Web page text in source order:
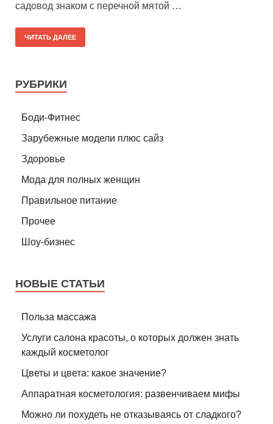
садовод знаком с перечной мятой …
ЧИТАТЬ ДАЛЕЕ
РУБРИКИ
Боди-Фитнес
Зарубежные модели плюс сайз
Здоровье
Мода для полных женщин
Правильное питание
Прочее
Шоу-бизнес
НОВЫЕ СТАТЬИ
Польза массажа
Услуги салона красоты, о которых должен знать
каждый косметолог
Цветы и цвета: какое значение?
Аппаратная косметология: развенчиваем мифы
Можно ли похудеть не отказываясь от сладкого?